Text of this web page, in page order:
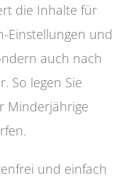
die Inhalte für
Einstellungen und
auch nach
So legen Sie
Minderjährige
und einfach